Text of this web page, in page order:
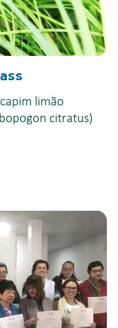
limão
citratus)